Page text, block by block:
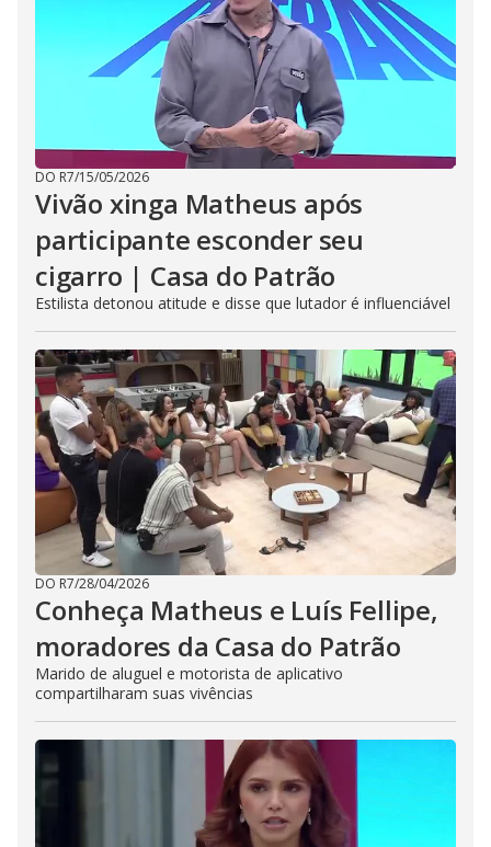
DO R7/15/05/2026
Vivão xinga Matheus após
participante esconder seu
cigarro | Casa do Patrão
Estilista detonou atitude e disse que lutador é influenciável
DO R7/28/04/2026
Conheça Matheus e Luís Fellipe,
moradores da Casa do Patrão
Marido de aluguel e motorista de aplicativo
compartilharam suas vivências